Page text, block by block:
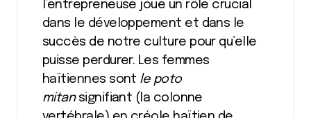
l’entrepreneuse joue un rôle crucial
dans le développement et dans le
succès de notre culture pour qu’elle
puisse perdurer. Les femmes
haïtiennes sont le poto
mitansignifiant (la colonne